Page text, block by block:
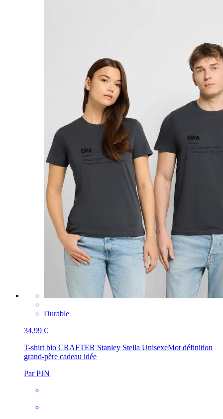
Durable
34,99 €
T-shirt bio CRAFTER Stanley Stella UnisexeMot définition
grand-père cadeau idée
Par PJN